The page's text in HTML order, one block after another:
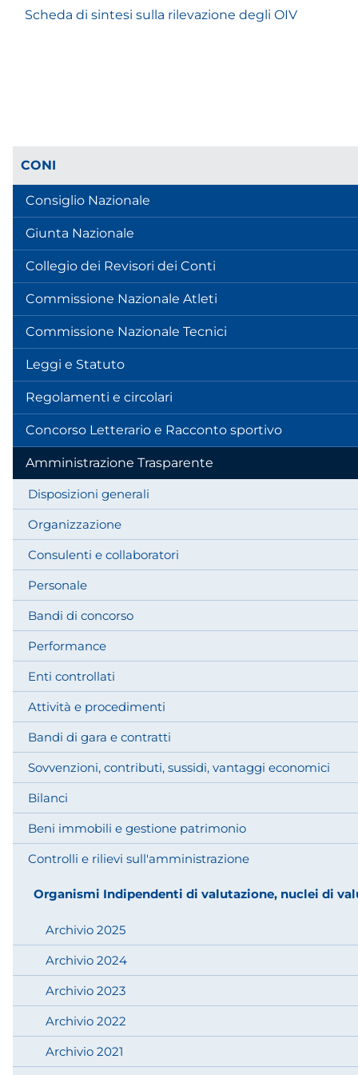
Scheda di sintesi sulla rilevazione degli OIV
CONI
Consiglio Nazionale
Giunta Nazionale
Collegio dei Revisori dei Conti
Commissione Nazionale Atleti
Commissione Nazionale Tecnici
Leggi e Statuto
Regolamenti e circolari
Concorso Letterario e Racconto sportivo
Amministrazione Trasparente
Disposizioni generali
Organizzazione
Consulenti e collaboratori
Personale
Bandi di concorso
Performance
Enti controllati
Attività e procedimenti
Bandi di gara e contratti
Sovvenzioni, contributi, sussidi, vantaggi economici
Bilanci
Beni immobili e gestione patrimonio
Controlli e rilievi sull'amministrazione
Organismi Indipendenti di valutazione, nuclei di
Archivio 2025
Archivio 2024
Archivio 2023
Archivio 2022
Archivio 2021